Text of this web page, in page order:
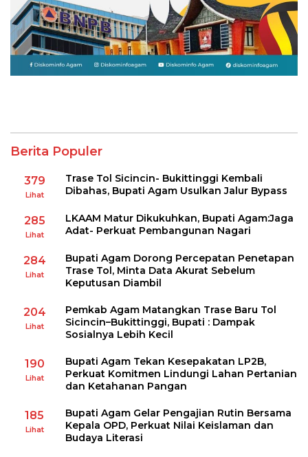
Berita Populer
379
Lihat
Trase Tol Sicincin- Bukittinggi Kembali
Dibahas, Bupati Agam Usulkan Jalur Bypass
285
Lihat
LKAAM Matur Dikukuhkan, Bupati Agam:Jaga
Adat- Perkuat Pembangunan Nagari
284
Lihat
Bupati Agam Dorong Percepatan Penetapan
Trase Tol, Minta Data Akurat Sebelum
Keputusan Diambil
204
Lihat
Pemkab Agam Matangkan Trase Baru Tol
Sicincin–Bukittinggi, Bupati : Dampak
Sosialnya Lebih Kecil
190
Lihat
Bupati Agam Tekan Kesepakatan LP2B,
Perkuat Komitmen Lindungi Lahan Pertanian
dan Ketahanan Pangan
185
Lihat
Bupati Agam Gelar Pengajian Rutin Bersama
Kepala OPD, Perkuat Nilai Keislaman dan
Budaya Literasi